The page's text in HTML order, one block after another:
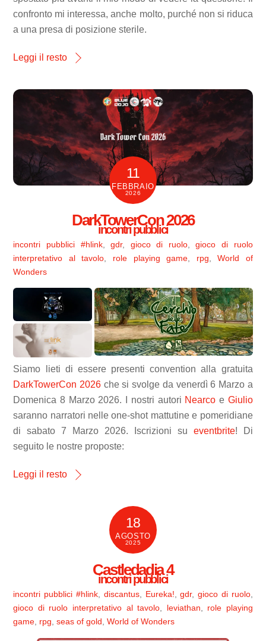
confronto mi interessa, anche molto, purché non si riduca
a una presa di posizione sterile.
Leggi il resto
11
FEBBRAIO
2026
DarkTowerCon 2026
incontri pubblici
incontri pubblici #hlink,gdr, gioco di ruolo,gioco di ruolo
interpretativo al tavolo, role playing game, rpg,World of
Wonders
Siamo lieti di essere presenti convention alla gratuita
DarkTowerCon 2026 che si svolge da venerdì 6 Marzo a
Domenica 8 Marzo 2026. I nostri autori Nearco e Giulio
saranno narratori nelle one-shot mattutine e pomeridiane
di sabato 7 Marzo 2026. Iscrizioni su eventbrite! Di
seguito le nostre proposte:
Leggi il resto
18
AGOSTO
2025
Castledadia 4
incontri pubblici
incontri pubblici #hlink, discantus, Eureka! ,gdr,gioco di ruolo,
gioco di ruolo interpretativo al tavolo
leviathan
role playing
game rpg ,seas of gold ,World of Wonders